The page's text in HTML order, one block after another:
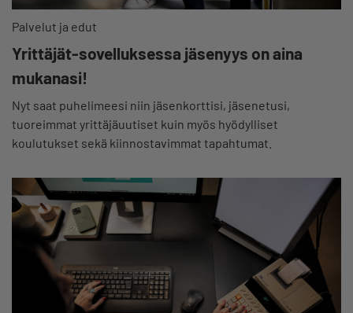
Palvelut ja edut
Yrittäjät-sovelluksessa jäsenyys on aina
mukanasi!
Nyt saat puhelimeesi niin jäsenkorttisi, jäsenetusi,
tuoreimmat yrittäjäuutiset kuin myös hyödylliset
koulutukset sekä kiinnostavimmat tapahtumat.